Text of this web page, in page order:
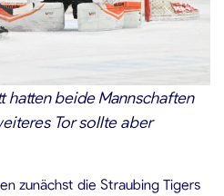
hatten beide Mannschaften
Tor sollte aber
zunächst die Straubing Tigers